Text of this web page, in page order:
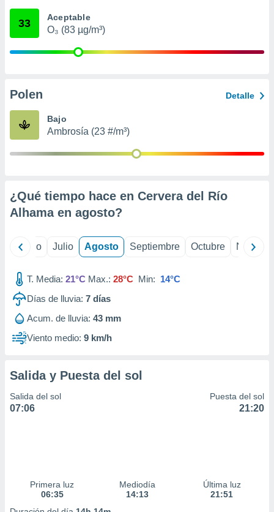
e
publicidad
1199
33 Aceptable
O₃ (83 µg/m³)
Polen Detalle
Bajo
Ambrosía (23 #/m³)
¿Qué tiempo hace en Cervera del Río
Alhama en agosto?
Junio Julio Agosto Septiembre Octubre
T. Media: 21°C Max.: 28°C Min: 14°C
Días de lluvia: 7 días
Acum. de lluvia: 43 mm
Viento medio: 9 km/h
Salida y Puesta del sol
Salida del sol
07:06
Puesta del sol
21:20
Primera luz
06:35
Mediodía
14:13
Última luz
21:51